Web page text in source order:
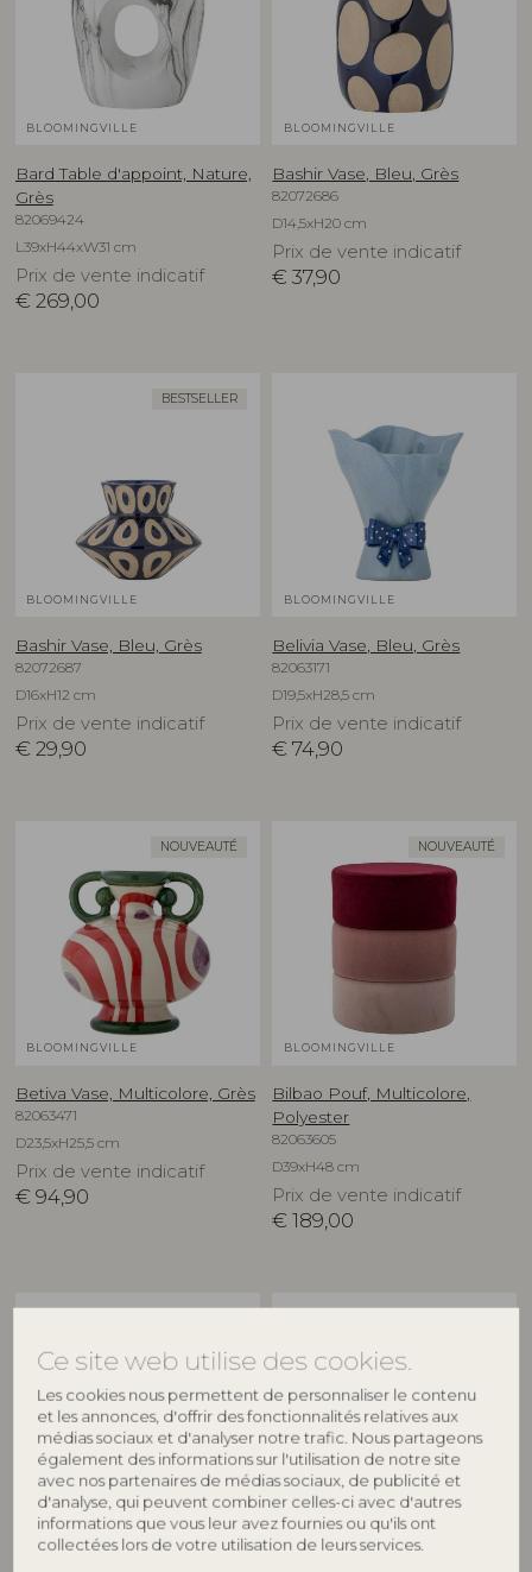
Ce site web utilise des cookies.
Les cookies nous permettent de personnaliser le contenu
et les annonces, d'offrir des fonctionnalités relatives aux
médias sociaux et d'analyser notre trafic. Nous partageons
également des informations sur l'utilisation de notre site
avec nos partenaires de médias sociaux, de publicité et
d'analyse, qui peuvent combiner celles-ci avec d'autres
informations que vous leur avez fournies ou qu'ils ont
collectées lors de votre utilisation de leurs services.
BLOOMINGVILLE
Bard Table d'appoint, Nature,
Grès
82069424
L39xH44xW31 cm
Prix de vente indicatif
€ 269,00
BLOOMINGVILLE
Bashir Vase, Bleu, Grès
82072686
D14,5xH20 cm
Prix de vente indicatif
€ 37,90
BESTSELLER
BLOOMINGVILLE
Bashir Vase, Bleu, Grès
82072687
D16xH12 cm
Prix de vente indicatif
€ 29,90
BLOOMINGVILLE
Belivia Vase, Bleu, Grès
82063171
D19,5xH28,5 cm
Prix de vente indicatif
€ 74,90
NOUVEAUTÉ
BLOOMINGVILLE
Betiva Vase, Multicolore, Grès
82063471
D23,5xH25,5 cm
Prix de vente indicatif
€ 94,90
NOUVEAUTÉ
BLOOMINGVILLE
Bilbao Pouf, Multicolore,
Polyester
82063605
D39xH48 cm
Prix de vente indicatif
€ 189,00
BLOOMINGVILLE BLOOMINGVILLE